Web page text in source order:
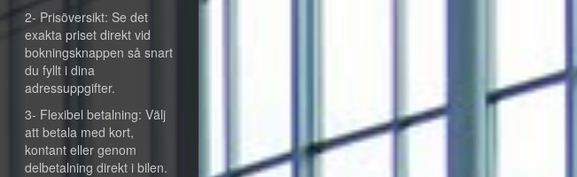
2- Prisöversikt: Se det
exakta priset direkt vid
bokningsknappen så snart
du fyllt i dina
adressuppgifter.
3- Flexibel betalning: Välj
att betala med kort,
kontant eller genom
delbetalning direkt i bilen.